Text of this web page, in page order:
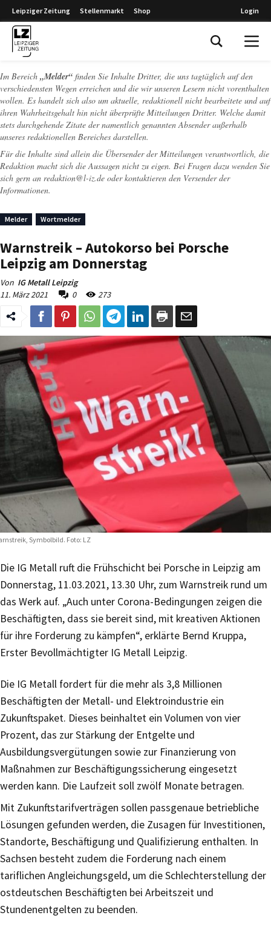
Leipziger Zeitung Stellenmarkt Shop Login
Im Bereich „Melder“ finden Sie Inhalte Dritter, die uns tagtäglich auf den
verschiedensten Wegen erreichen und die wir unseren Lesern nicht vorenthalten
wollen. Es handelt sich also um aktuelle, redaktionell nicht bearbeitete und auf
ihren Wahrheitsgehalt hin nicht überprüfte Mitteilungen Dritter. Welche damit
stets durchgehende Zitate der namentlich genannten Absender außerhalb
unseres redaktionellen Bereiches darstellen.
Für die Inhalte sind allein die Übersender der Mitteilungen verantwortlich, die
Redaktion macht sich die Aussagen nicht zu eigen. Bei Fragen dazu wenden Sie
sich gern an redaktion@l-iz.de oder kontaktieren den Versender der
Informationen.
Melder Wortmelder
Warnstreik – Autokorso bei Porsche
Leipzig am Donnerstag
Von IG Metall Leipzig
11. März 2021
0 273
Symbolbild. Foto: LZ
Die IG Metall ruft die Frühschicht bei Porsche in Leipzig am
Donnerstag, 11.03.2021, 13.30 Uhr, zum Warnstreik rund um
das Werk auf. „Auch unter Corona-Bedingungen zeigen die
Beschäftigten, dass sie bereit sind, mit kreativen Aktionen
für ihre Forderung zu kämpfen“, erklärte Bernd Kruppa,
Erster Bevollmächtigter IG Metall Leipzig.
Die IG Metall fordert für die mehr als 3,8 Millionen
Beschäftigten der Metall- und Elektroindustrie ein
Zukunftspaket. Dieses beinhaltet ein Volumen von vier
Prozent, das zur Stärkung der Entgelte und
Ausbildungsvergütungen sowie zur Finanzierung von
Maßnahmen zur Beschäftigungssicherung eingesetzt
werden kann. Die Laufzeit soll zwölf Monate betragen.
Mit Zukunftstarifverträgen sollen passgenaue betriebliche
Lösungen gefunden werden, die Zusagen für Investitionen,
Standorte, Beschäftigung und Qualifizierung enthalten. In
Sachsen besteht zudem die Forderung nach einem
tariflichen Angleichungsgeld, um die Schlechterstellung der
ostdeutschen Beschäftigten bei Arbeitszeit und
Stundenentgelten zu beenden.